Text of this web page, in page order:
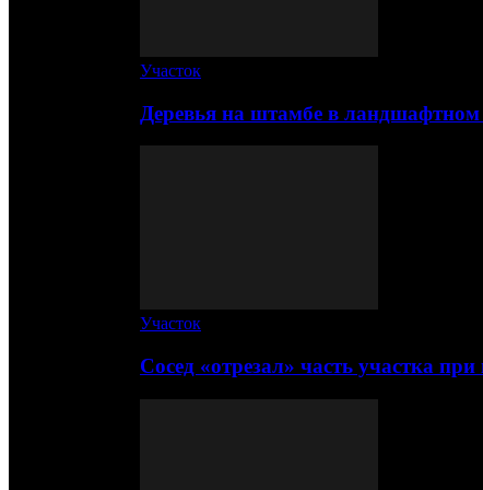
Участок
Деревья на штамбе в
Участок
Сосед «отрезал» часть участка